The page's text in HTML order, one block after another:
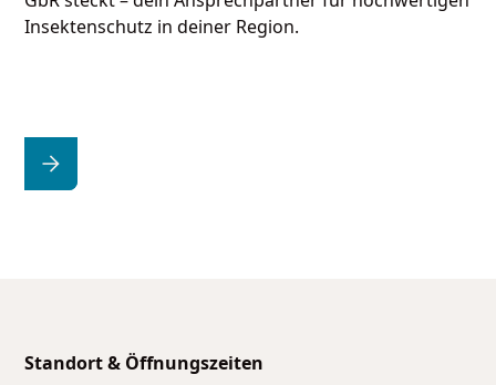
Insektenschutz in deiner Region.
Standort & Öffnungszeiten